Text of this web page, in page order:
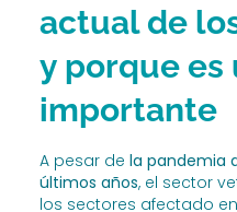
actual de
y porque es
importante
A pesar de la pandemia
últimos años, el sector
los sectores afectado